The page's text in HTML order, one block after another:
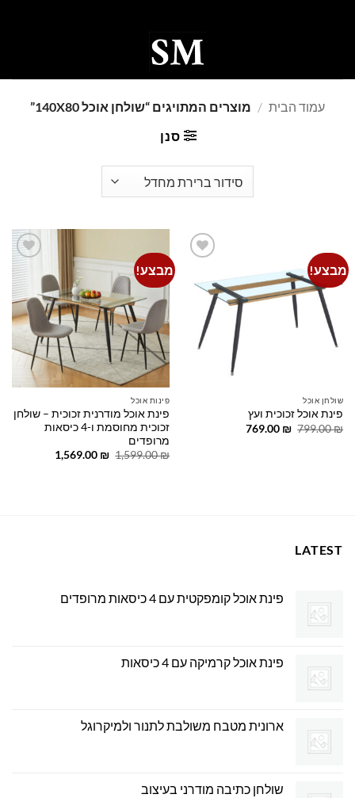
עמוד הבית / מוצרים המתויגים “שולחן אוכל 140X80”
סנן
מבצע!
wishlist
שולחן אוכל
פינת אוכל זכוכית ועץ
799.00₪
המחיר
769.00 ₪
המחיר
מבצע!
Add to
wishlist
פינות אוכל
פינת אוכל מודרנית זכוכית – שולחן
זכוכית מחוסמת ו-4 כיסאות
מרופדים
1,599.00₪
המחיר
1,569.00 ₪
המחיר
LATEST
פינת אוכל קומפקטית עם 4 כיסאות מרופדים
פינת אוכל קרמיקה עם 4 כיסאות
ארונית מטבח משולבת לתנור ולמיקרוגל
שולחן כתיבה מודרני בעיצוב